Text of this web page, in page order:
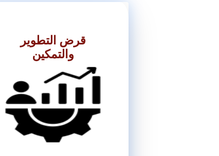
قرض التطوير
والتمكين
المتطلبات
● ثلاثة كفلاء او كفيلين حسب حجم
● شيكات ضمان للقروض اقل من